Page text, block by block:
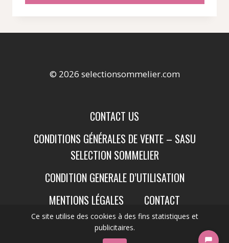
Ce site utilise des cookies à des fins statistiques et
publicitaires.
© 2026 selectionsommelier.com
CONTACT US
CONDITIONS GÉNÉRALES DE VENTE – SASU
SELECTION SOMMELIER
CONDITION GENERALE D’UTILISATION
MENTIONS LÉGALES
CONTACT